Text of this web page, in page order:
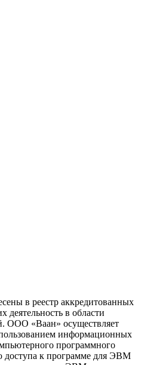
в реестр аккредитованных
деятельность в области
ООО «Ваан» осуществляет
информационных
программного
доступа к программе для ЭВМ